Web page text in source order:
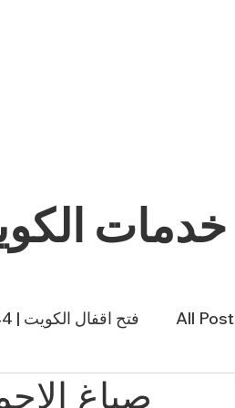
خدمات
All فتح اقفال الكويت | 66214144
فني تكييف | 98943366صباغ الاحمدي /